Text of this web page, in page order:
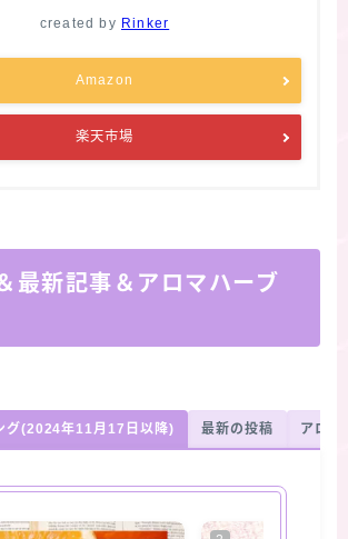
created by Rinker
Amazon
楽天市場
最新記事＆アロマハーブ
グ(2024年11月17日以降) 最新の投稿 アロマ